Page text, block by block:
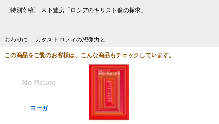
〔特別寄稿〕 木下豊房「ロシアのキリスト像の探求」
おわりに 「カタストロフィの想像力と
この商品をご覧のお客様は、こんな商品もチェックしています。
ヨーガ